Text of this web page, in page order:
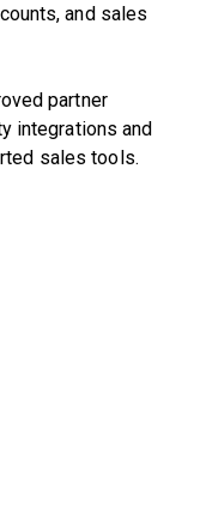
and sales
partner
integrations and
sales tools.